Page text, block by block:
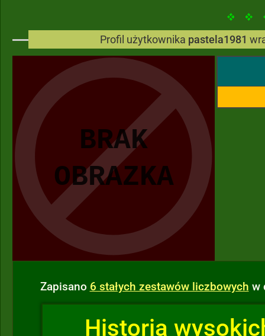
Profil użytkownika pastela1981
Zapisano 6 stałych zestawów liczbowych w
Historia